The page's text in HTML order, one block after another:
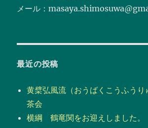
メール：
最近の投稿
黄檗弘風流（おうばくこうふう
茶会
横綱 鶴竜関をお迎えしました。